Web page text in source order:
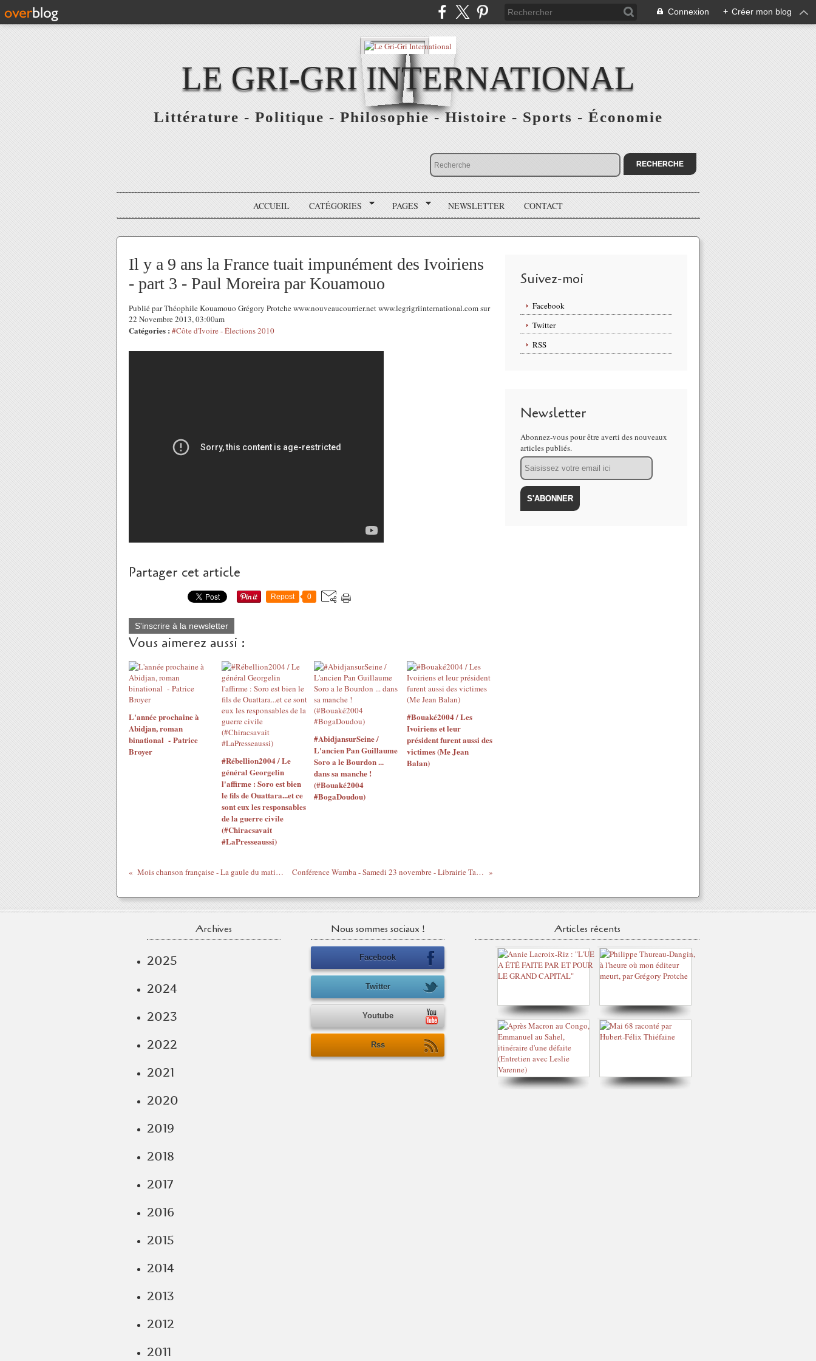
Connexion + Créer mon blog
LE GRI-GRI INTERNATIONAL
Littérature - Politique - Philosophie - Histoire - Sports - Économie
ACCUEIL CATÉGORIES PAGES NEWSLETTER CONTACT
Il y a 9 ans la France tuait impunément des Ivoiriens
- part 3 - Paul Moreira par Kouamouo
Publié par Théophile Kouamouo Grégory Protche www.nouveaucourrier.net www.legrigriinternational.com sur
22 Novembre 2013, 03:00am
Catégories : #Côte d'Ivoire - Élections 2010
Partager cet article
Repost 0
S'inscrire à la newsletter
Vous aimerez aussi :
L'année prochaine à
Abidjan, roman
binational - Patrice
Broyer
#Rébellion2004 / Le
général Georgelin
l'affirme : Soro est bien
le fils de Ouattara...et ce
sont eux les responsables
de la guerre civile
(#Chiracsavait
#LaPresseaussi)
#AbidjansurSeine /
L'ancien Pan Guillaume
Soro a le Bourdon ...
dans sa manche !
(#Bouaké2004
#BogaDoudou)
#Bouaké2004 / Les
Ivoiriens et leur
président furent aussi des
victimes (Me Jean
Balan)
Mois chanson française - La gaule du matin - Costes Conférence Wumba - Samedi 23 novembre - Librairie Tamery à Paris
Suivez-moi
Facebook
Twitter
RSS
Newsletter
Abonnez-vous pour être averti des nouveaux
articles publiés.
Email
Archives
2025
2024
2023
2022
2021
2020
2019
2018
2017
2016
2015
2014
2013
2012
2011
Nous sommes sociaux !
Facebook
Twitter
Youtube
Rss
Articles récents